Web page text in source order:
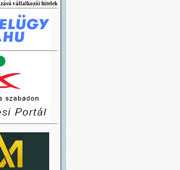
vállalkozói hitelek